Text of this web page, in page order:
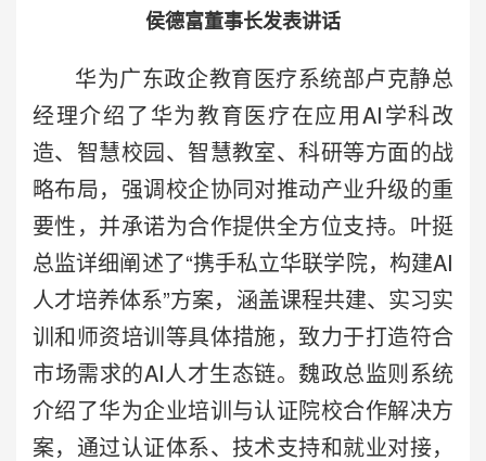
侯德富董事长发表讲话
华为广东政企教育医疗系统部卢克静总
经理介绍了华为教育医疗在应用AI学科改
造、智慧校园、智慧教室、科研等方面的战
略布局，强调校企协同对推动产业升级的重
要性，并承诺为合作提供全方位支持。叶挺
总监详细阐述了“携手私立华联学院，构建AI
人才培养体系”方案，涵盖课程共建、实习实
训和师资培训等具体措施，致力于打造符合
市场需求的AI人才生态链。魏政总监则系统
介绍了华为企业培训与认证院校合作解决方
案，通过认证体系、技术支持和就业对接，